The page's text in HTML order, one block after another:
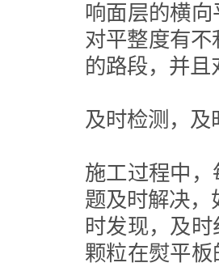
响面层的横
对平整度有
的路段，并
及时检测，及
施工过程中
题及时解决，
时发现，及
颗粒在熨平